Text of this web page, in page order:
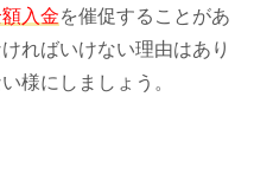
入金を催促することがあ
ればいけない理由はあり
様にしましょう。